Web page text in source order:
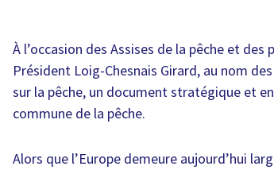
À l’occasion des Assises de la pêche et
Président Loig-Chesnais Girard, au nom
sur la pêche, un document stratégique et
commune de la pêche.
Alors que l’Europe demeure aujourd’hui